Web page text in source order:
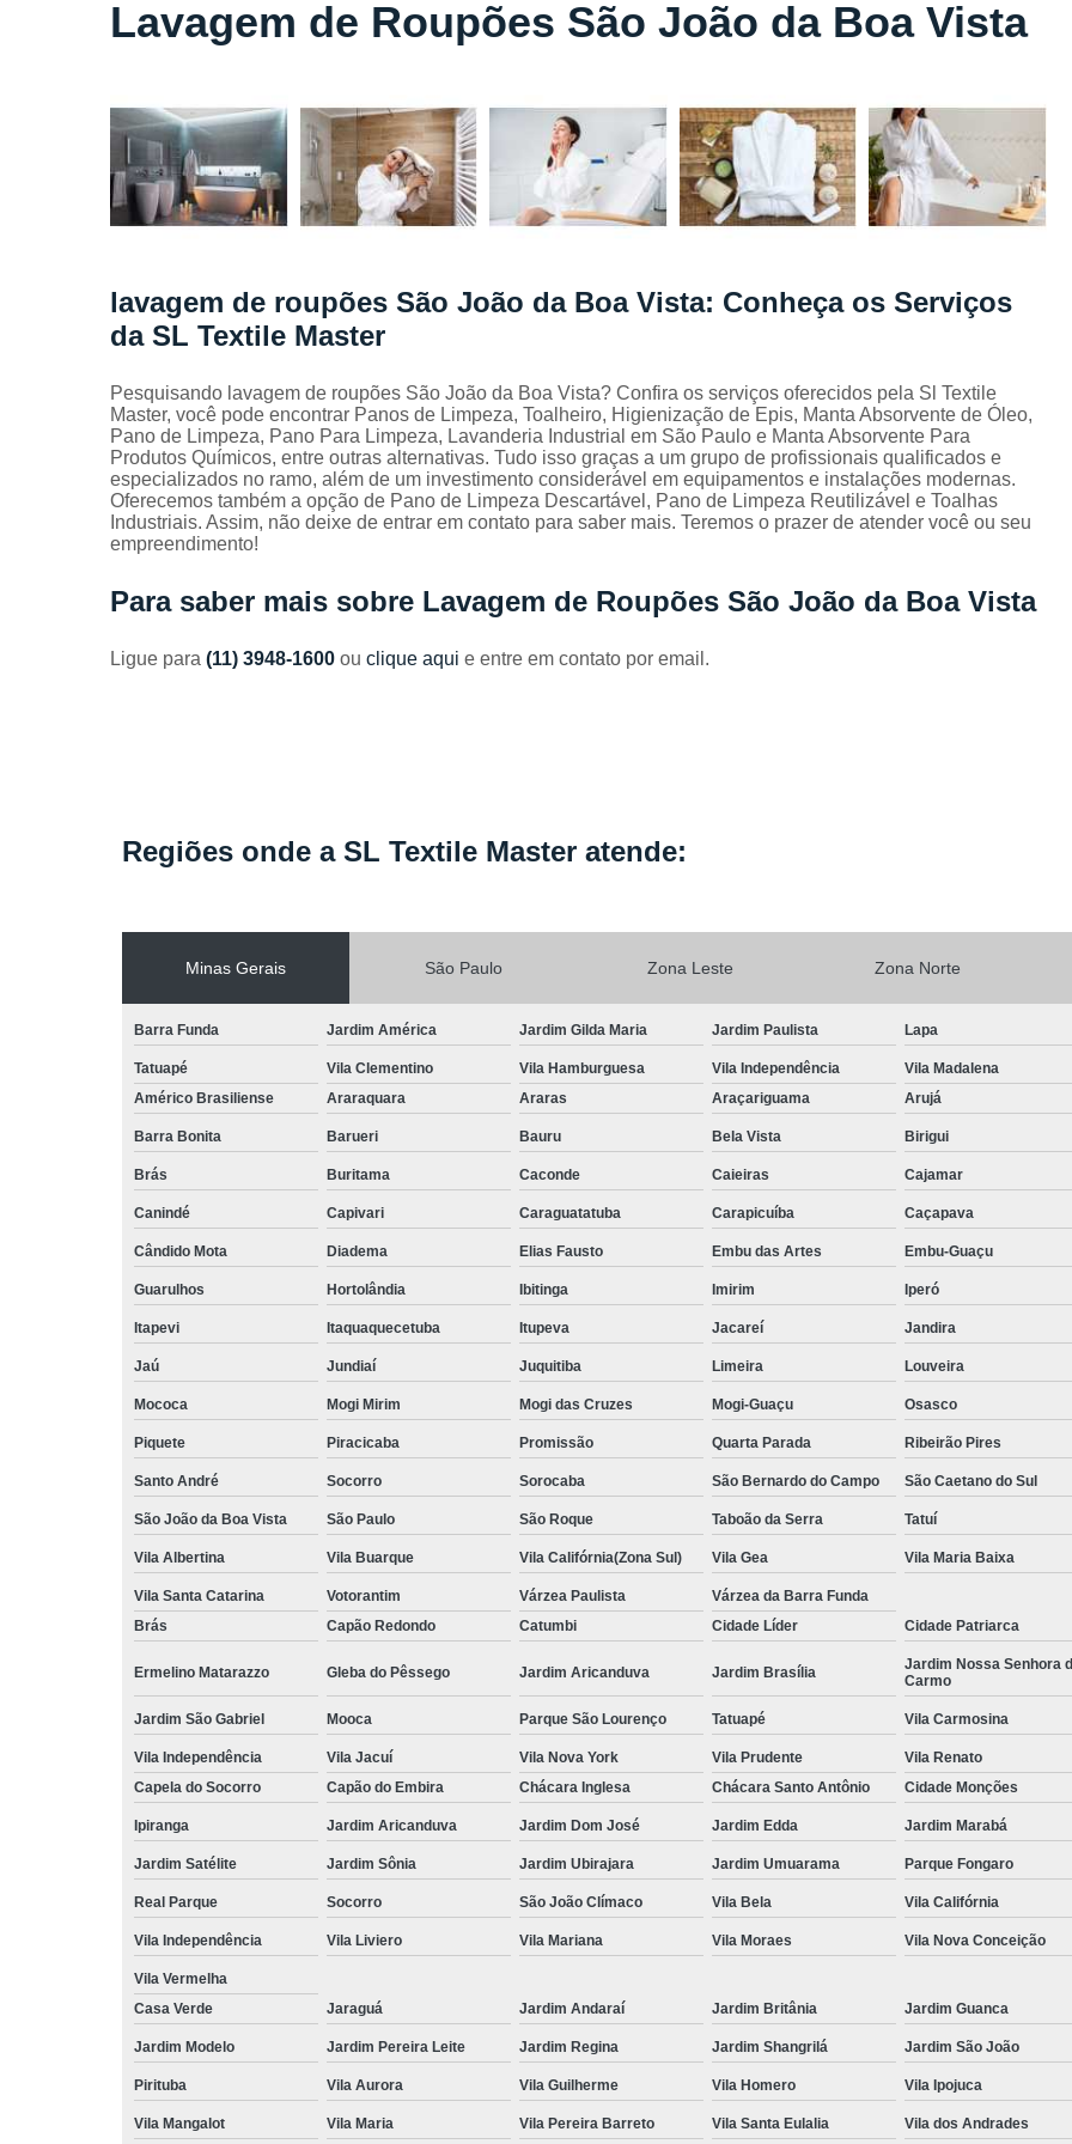
Locação
de lençóis
de banho
Locação
de toalhas
de
manicure
de rosto
industriais
Mantas
absorvente
Panos de
limpeza
Venda de
Lavagem de Toalha de Banho
Lavagem de Toalha São Paulo
Lavagem Toalha de Banho
Empresa de
Lavagem de Uniforme da Empresa
Lavagem de Uniforme e Epi
Lavagem Especializada de Uniforme
Aluguel de Capa de Cortar Cabelo
Aluguel de Capa para Cortar Cabelo
Locação de Capa de Barbeiro Grande São
Locação de Kimono
Locação de Lençol Queen
Locação de
Aluguel de Toalha de Banho Adulto
Aluguel de Toalha de Banho Casal
Locação de Toalha de Banho
Locação de Toalha de Banho e Rosto
Locação de Toalha de Banho Industrial
Aluguel de Toalha Branca Manicure
Aluguel de Toalha para Manicure
Locação de Toalha de Manicure Branca
Locação de Toalha para Manicure
Locação de Toalha para Pedicure
Locação de Toalhas de
Locação de Toalhas de Manicure São
Locação de Toalha Branca de Rosto
Locação de Toalha de Rosto
Locação de Toalha de Rosto e Banho
Locação de Toalha de Rosto para Salão
Locação de Toalha de Rosto São
Locação de Toalha Rosto Branca
Aluguel de Toalha Industrial Virgem
Locação de Toalha Industrial Relavada
Locação de Toalha para Salão de Beleza
Manta Absorvente Azul
Manta Absorvente
Manta Absorvente Industrial
Lavagem de Roupões São João da Boa Vista
lavagem de roupões São João da Boa Vista: Conheça os Serviços
da SL Textile Master
Pesquisando lavagem de roupões São João da Boa Vista? Confira os serviços oferecidos pela Sl Textile
Master, você pode encontrar Panos de Limpeza, Toalheiro, Higienização de Epis, Manta Absorvente de Óleo,
Pano de Limpeza, Pano Para Limpeza, Lavanderia Industrial em São Paulo e Manta Absorvente Para
Produtos Químicos, entre outras alternativas. Tudo isso graças a um grupo de profissionais qualificados e
especializados no ramo, além de um investimento considerável em equipamentos e instalações modernas.
Oferecemos também a opção de Pano de Limpeza Descartável, Pano de Limpeza Reutilizável e Toalhas
Industriais. Assim, não deixe de entrar em contato para saber mais. Teremos o prazer de atender você ou seu
empreendimento!
Para saber mais sobre Lavagem de Roupões São João da Boa Vista
Ligue para (11) 3948-1600 ou clique aqui e entre em contato por email.
Regiões onde a SL Textile Master atende:
Minas Gerais São Paulo Zona Leste Zona Norte
Barra Funda Jardim América Jardim Gilda Maria Jardim Paulista Lapa
Tatuapé Vila Clementino Vila Hamburguesa Vila Independência Vila Madalena
Américo Brasiliense
Araraquara Araras Araçariguama Arujá
Barra Bonita Barueri Bauru Bela Vista Birigui
Brás Buritama Caconde Caieiras Cajamar
Canindé Capivari Caraguatatuba Carapicuíba Caçapava
Cândido Mota Diadema Elias Fausto Embu das Artes Embu-Guaçu
Guarulhos Hortolândia Ibitinga Imirim Iperó
Itapevi Itaquaquecetuba Itupeva Jacareí Jandira
Jaú Jundiaí Juquitiba Limeira Louveira
Mococa Mogi Mirim Mogi das Cruzes Mogi-Guaçu Osasco
Piquete Piracicaba Promissão Quarta Parada Ribeirão Pires
Santo André Socorro Sorocaba São Bernardo do Campo São Caetano do Sul
São João da Boa Vista São Paulo São Roque Taboão da Serra Tatuí
Vila Albertina Vila Buarque Vila Califórnia(Zona Sul) Vila Gea Vila Maria Baixa
Vila Santa Catarina Votorantim Várzea Paulista
Várzea da Barra Funda
Brás
Capão Redondo Catumbi Cidade Líder Cidade Patriarca
Ermelino Matarazzo Gleba do Pêssego Jardim Aricanduva Jardim Brasília
Jardim Nossa Senhora
Carmo
Jardim São Gabriel Mooca Parque São Lourenço Tatuapé Vila Carmosina
Vila Independência Vila Jacuí Vila Nova York Vila Prudente Vila Renato
Capela do Socorro
Capão do Embira Chácara Inglesa Chácara Santo Antônio Cidade Monções
Ipiranga Jardim Aricanduva Jardim Dom José Jardim Edda Jardim Marabá
Jardim Satélite Jardim Sônia Jardim Ubirajara Jardim Umuarama Parque Fongaro
Real Parque Socorro São João Clímaco Vila Bela Vila Califórnia
Vila Independência Vila Liviero Vila Mariana Vila Moraes Vila Nova Conceição
Vila Vermelha
Casa Verde
Jaraguá Jardim Andaraí Jardim Britânia Jardim Guanca
Jardim Modelo Jardim Pereira Leite Jardim Regina Jardim Shangrilá Jardim São João
Pirituba Vila Aurora Vila Guilherme Vila Homero Vila Ipojuca
Vila Mangalot Vila Maria Vila Pereira Barreto Vila Santa Eulalia Vila dos Andrades